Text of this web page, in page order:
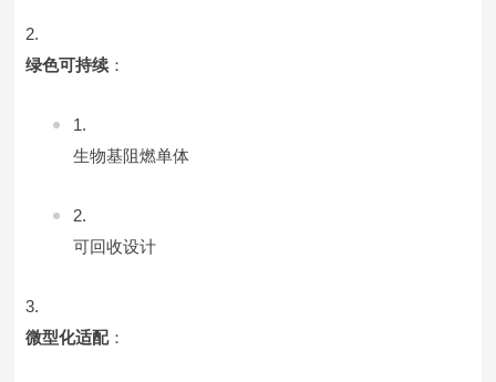
绿色可持续：
生物基阻燃单体
可回收设计
微型化适配：